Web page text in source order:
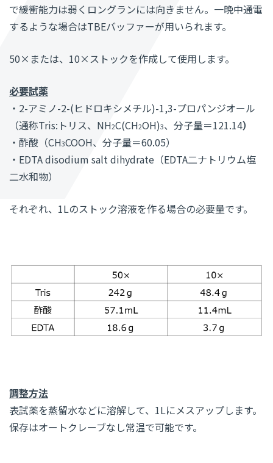
で緩衝能力は弱くロングランには向きません。一晩中通電
するような場合はTBEバッファーが用いられます。
50×または、10×ストックを作成して使用します。
必要試薬
・2-アミノ-2-(ヒドロキシメチル)-1,3-プロパンジオール
（通称Tris:トリス、NH2C(CH2OH)3、分子量＝121.14）
・酢酸（CH3COOH、分子量＝60.05）
・EDTA disodium salt dihydrate（EDTA二ナトリウム塩
二水和物）
それぞれ、1Lのストック溶液を作る場合の必要量です。
調整方法
表試薬を蒸留水などに溶解して、1Lにメスアップします。
保存はオートクレーブなし常温で可能です。